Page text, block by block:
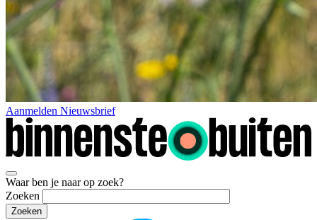
Aanmelden Nieuwsbrief
Waar ben je naar op zoek?
Zoeken